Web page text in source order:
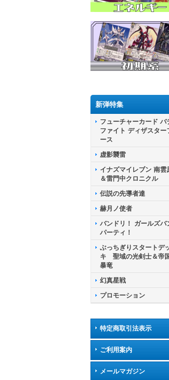
新弾特集
フューチャーカード バ
ファイト ディザスター
ース
虚影襲雷
イナズマイレブン 南雲
＆雷門中クロニクル
伝説の先導者達
赫月ノ使者
バンドリ！ ガールズバ
パーティ！
ぶっちぎりスタートデ
キ 聖域の光剣士＆帝
暴竜
幻真星戦
プロモーション
特定商取引法表示
ご利用案内
メールマガジン